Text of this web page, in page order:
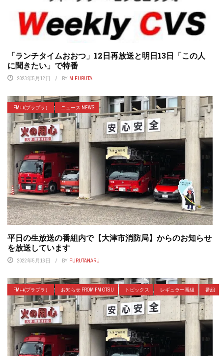
「ランチタイムおおつ」12日再放送と明日13日「この人
に聞きたい」で特番
2023年5月12日 BY M.FURUTA
FM++(プラプラ） ニュース NEWS
平日の生放送の番組内で【大津市消防局】からのお知らせ
を放送しています
2022年5月16日 BY FURUTANARU
FM++(プラプラ） お知らせ FROM FM OTSU トピックス レギュラー番組 番組